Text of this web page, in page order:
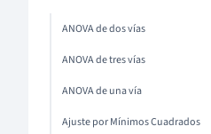
ANOVA de dos vías
ANOVA de tres vías
ANOVA de una vía
Ajuste por Mínimos Cuadrados